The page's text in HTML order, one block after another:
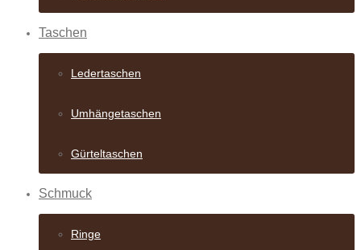
Taschen
Ledertaschen
Umhängetaschen
Gürteltaschen
Schmuck
Ringe